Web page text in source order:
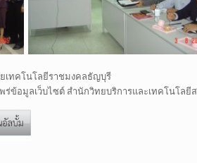
เทคโนโลยีราชมงคลธัญบุรี
ข้อมูลเว็บไซต์ สำนักวิทยบริการและเทคโนโลยี